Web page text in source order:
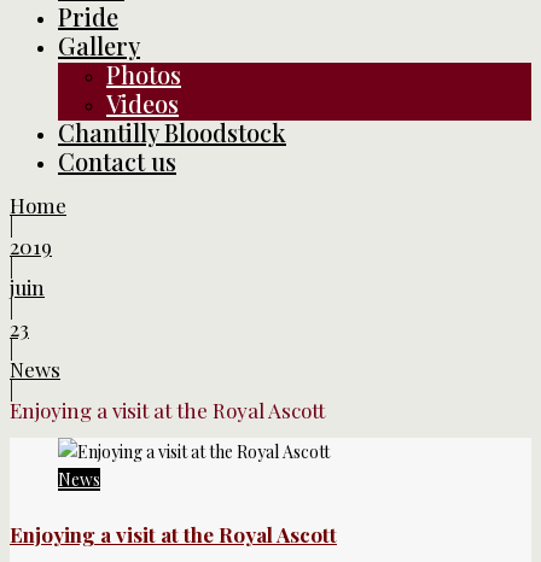
Pride
Gallery
Photos
Videos
Chantilly Bloodstock
Contact us
Home
2019
juin
|
23
News
Enjoying a visit at the Royal Ascott
News
Enjoying a visit at the Royal Ascott